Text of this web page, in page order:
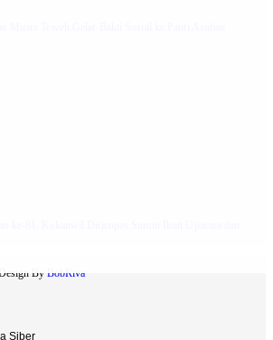
By BobRiva
Siber